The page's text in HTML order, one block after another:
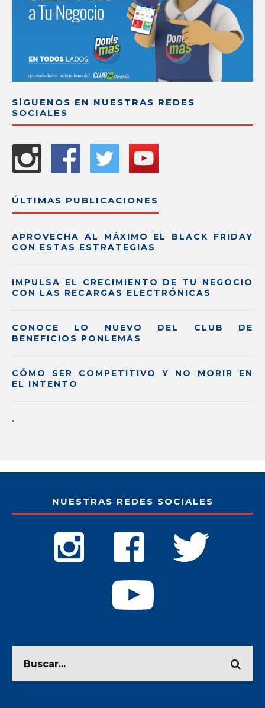
SÍGUENOS EN NUESTRAS REDES
SOCIALES
ÚLTIMAS PUBLICACIONES
APROVECHA AL MÁXIMO EL BLACK FRIDAY
CON ESTAS ESTRATEGIAS
IMPULSA EL CRECIMIENTO DE TU NEGOCIO
CON LAS RECARGAS ELECTRÓNICAS
CONOCE LO NUEVO DEL CLUB DE
BENEFICIOS PONLEMÁS
CÓMO SER COMPETITIVO Y NO MORIR EN
EL INTENTO
.
NUESTRAS REDES SOCIALES